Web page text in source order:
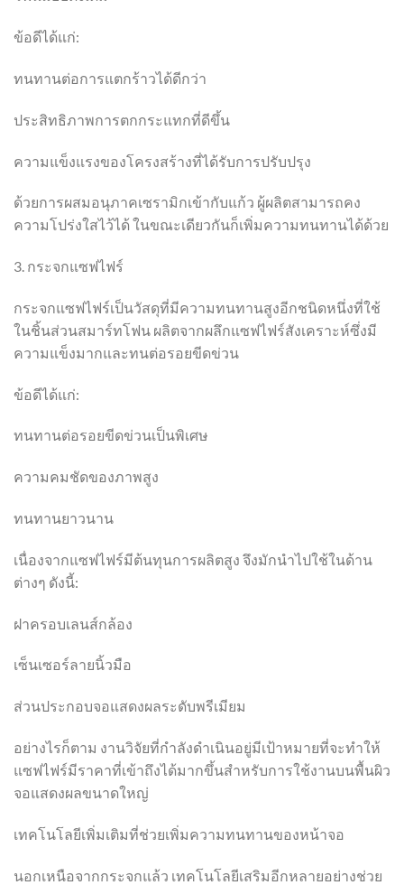
ข้อดีได้แก่:
ทนทานต่อการแตกร้าวได้ดีกว่า
ประสิทธิภาพการตกกระแทกที่ดีขึ้น
ความแข็งแรงของโครงสร้างที่ได้รับการปรับปรุง
ด้วยการผสมอนุภาคเซรามิกเข้ากับแก้ว ผู้ผลิตสามารถคง
ความโปร่งใสไว้ได้ ในขณะเดียวกันก็เพิ่มความทนทานได้ด้วย
3. กระจกแซฟไฟร์
กระจกแซฟไฟร์เป็นวัสดุที่มีความทนทานสูงอีกชนิดหนึ่งที่ใช้
ในชิ้นส่วนสมาร์ทโฟน ผลิตจากผลึกแซฟไฟร์สังเคราะห์ซึ่งมี
ความแข็งมากและทนต่อรอยขีดข่วน
ข้อดีได้แก่:
ทนทานต่อรอยขีดข่วนเป็นพิเศษ
ความคมชัดของภาพสูง
ทนทานยาวนาน
เนื่องจากแซฟไฟร์มีต้นทุนการผลิตสูง จึงมักนำไปใช้ในด้าน
ต่างๆ ดังนี้:
ฝาครอบเลนส์กล้อง
เซ็นเซอร์ลายนิ้วมือ
ส่วนประกอบจอแสดงผลระดับพรีเมียม
อย่างไรก็ตาม งานวิจัยที่กำลังดำเนินอยู่มีเป้าหมายที่จะทำให้
แซฟไฟร์มีราคาที่เข้าถึงได้มากขึ้นสำหรับการใช้งานบนพื้นผิว
จอแสดงผลขนาดใหญ่
เทคโนโลยีเพิ่มเติมที่ช่วยเพิ่มความทนทานของหน้าจอ
นอกเหนือจากกระจกแล้ว เทคโนโลยีเสริมอีกหลายอย่างช่วย